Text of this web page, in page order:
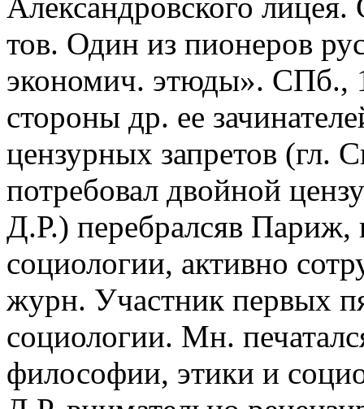
тов. Один из пионеров
экономич. этюды». СПб.,
стороны др. ее
цензурных запретов (гл.
потребовал двойной
Д.Р.) перебралсяв Париж,
социологии, активно
журн. Участник первых
социологии. Мн.
философии, этики и